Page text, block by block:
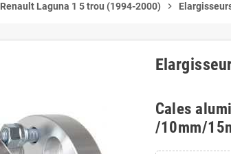
Renault Laguna 1 5 trou (1994-2000) chevron_right
Cales
/10mm/